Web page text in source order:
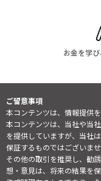
お金を学
ご留意事項
本コンテンツは、情報提供
本コンテンツは、当社や当
を提供していますが、当社
保証するものではございま
その他の取引を推奨し、勧
想・意見は、将来の結果を